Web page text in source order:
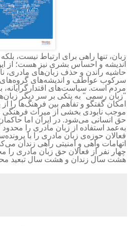
زبان، تنها راهی برای ارتباط نیست،
اندیشه و احساس بشری نیز هست؛ از
حاشیه راندن و حذف زبان‌های مادری،
سرکوب عواطف و اندیشه‌های
مردم است. سیاست‌های اقتدارگرایانه،
"زبان رسمی" به پتکی بر سر دیگر
امکان گفتگو و تفاهم بین فرهنگ‌ها را
موجب نابودی بخشی از میراث فرهنگی
حق انسانی می‌شود. در ایران اما حاکمان
به‌عمد استفاده از زبان مادری را محدود
فعالان حوزه‌ی زبان مادری را با
اتهامات واهی و امنیتی راهی زندان
چهار نفر از فعالان حق زبان مادری را
هشت سال زندان و هشت سال تبعید